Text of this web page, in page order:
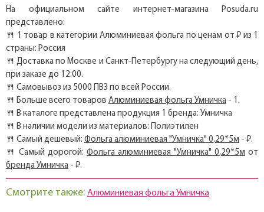
На официальном сайте интернет-магазина Posuda.ru
представлено:
🍴 1 товар в категории Алюминиевая фольга по ценам от ₽ из 1
страны: Россия
🍴 Доставка по Москве и Санкт-Петербургу на следующий день,
при заказе до 12:00.
🍴 Самовывоз из 5000 ПВЗ по всей России.
🍴 Больше всего товаров Алюминиевая фольга Умничка - 1.
🍴 В каталоге представлена продукция 1 бренда: Умничка
🍴 В наличии модели из материалов: Полиэтилен
🍴 Самый дешевый: Фольга алюминиевая "Умничка" 0,29*5м - ₽.
🍴 Самый дорогой: Фольга алюминиевая "Умничка" 0,29*5м от
бренда Умничка - ₽.
Смотрите также: Алюминиевая фольга Умничка